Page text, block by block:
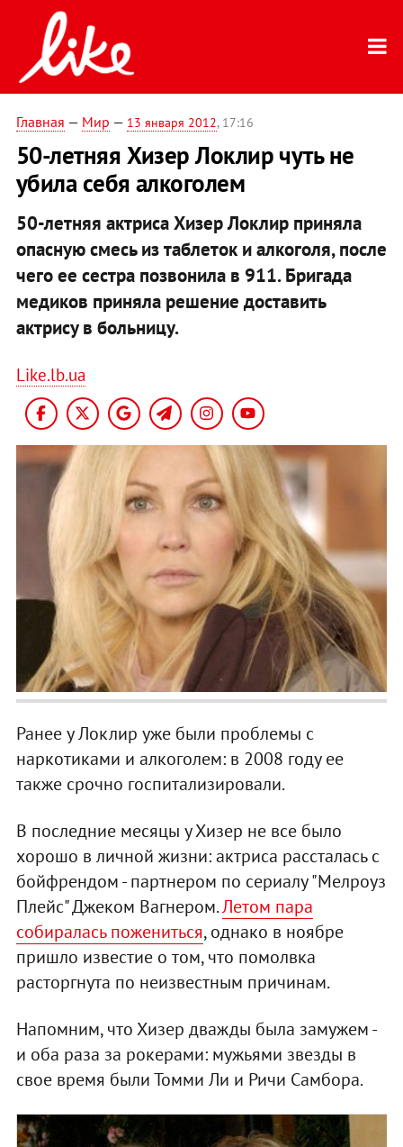
Главная — Мир — 13 января 2012, 17:16
50-летняя Хизер Локлир чуть не
убила себя алкоголем
50-летняя актриса Хизер Локлир приняла
опасную смесь из таблеток и алкоголя, после
чего ее сестра позвонила в 911. Бригада
медиков приняла решение доставить
актрису в больницу.
Like.lb.ua
Ранее у Локлир уже были проблемы с
наркотиками и алкоголем: в 2008 году ее
также срочно госпитализировали.
В последние месяцы у Хизер не все было
хорошо в личной жизни: актриса рассталась с
бойфрендом - партнером по сериалу "Мелроуз
Плейс" Джеком Вагнером.Летом пара
собиралась пожениться, однако в ноябре
пришло известие о том, что помолвка
расторгнута по неизвестным причинам.
Напомним, что Хизер дважды была замужем -
и оба раза за рокерами: мужьями звезды в
свое время были Томми Ли и Ричи Самбора.